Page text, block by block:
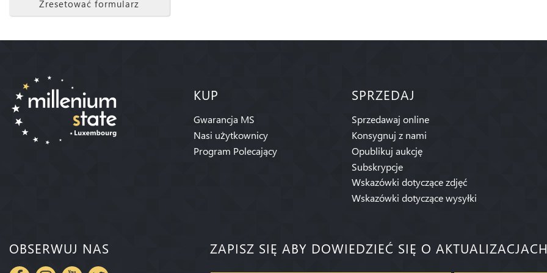
Zresetować formularz
KUP
Gwarancja MS
Nasi użytkownicy
Program Polecający
SPRZEDAJ
Sprzedawaj online
Konsygnuj z nami
Opublikuj aukcję
Subskrypcje
Wskazówki dotyczące zdjęć
Wskazówki dotyczące wysyłki
OBSERWUJ NAS ZAPISZ SIĘ ABY DOWIEDZIEĆ SIĘ O